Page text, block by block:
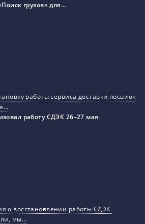
грузов» для…
работы сервиса доставки посылок
работу СДЭК 26–27 мая
о восстановлении работы СДЭК.
мы…